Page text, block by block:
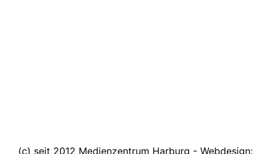
(c) seit 2012 Medienzentrum Harburg - Webdesign: